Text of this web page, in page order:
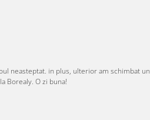
neasteptat. in plus, ulterior am schimbat un
Borealy. O zi buna!